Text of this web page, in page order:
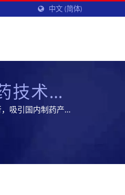
中文 (简体)
技术交
吸引国内制药产业
场